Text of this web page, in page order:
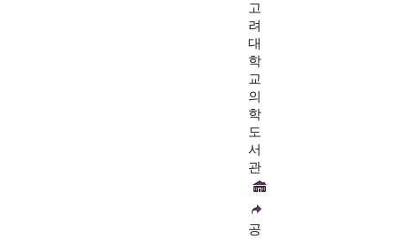
고
려
대
학
교
의
학
도
서
관
공